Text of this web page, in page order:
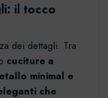
il tocco
dei dettagli. Tra
cuciture a
minimal e
che